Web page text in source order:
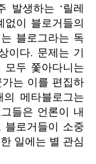
발생하는 ‘릴레
없이 블로거들의
블로그라는 독
이다. 문제는 기
두 쫓아다니는
는 이를 편집하
메타블로그는
들은 언론이 내
로거들이 소중
일에는 별 관심